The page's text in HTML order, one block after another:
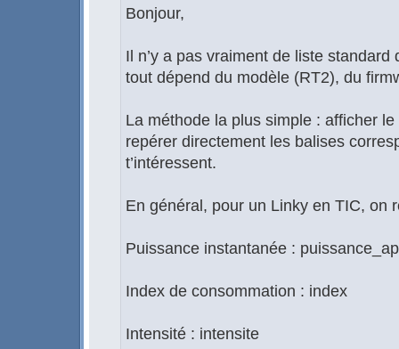
Bonjour,
Il n’y a pas vraiment de liste
tout dépend du modèle (RT2), du
La méthode la plus simple : afficher le
repérer directement les balises
t’intéressent.
En général, pour un Linky en TIC, on
Puissance instantanée :
Index de consommation : index
Intensité : intensite